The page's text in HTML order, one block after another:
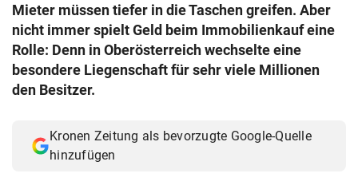
Muthgasse 2, 1190 Wien
Mieter müssen tiefer in die Taschen greifen. Aber
nicht immer spielt Geld beim Immobilienkauf eine
Rolle: Denn in Oberösterreich wechselte eine
besondere Liegenschaft für sehr viele Millionen
den Besitzer.
Kronen Zeitung als bevorzugte Google-Quelle
hinzufügen